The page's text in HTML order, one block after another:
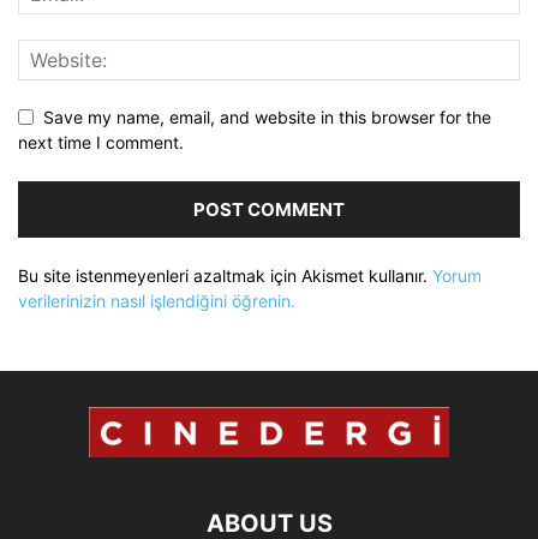
Save my name, email, and website in this browser for the
next time I comment.
Bu site istenmeyenleri azaltmak için Akismet kullanır. Yorum
verilerinizin nasıl işlendiğini öğrenin.
ABOUT US